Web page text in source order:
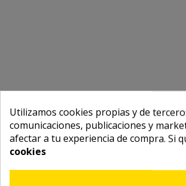
Utilizamos cookies propias y de
comunicaciones, publicaciones y
afectar a tu experiencia de compra. Si
cookies